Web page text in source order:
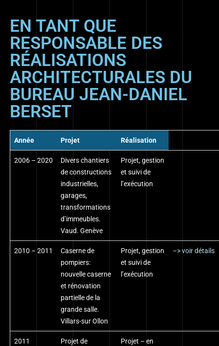
EN TANT QUE
RESPONSABLE DES
RÉALISATIONS
ARCHITECTURALES DU
BUREAU JEAN-DANIEL
BERSET
Année Projet Réalisation
2006 – 2020
Divers chantiers
de constructions
industrielles,
garages,
transformations
d’immeubles.
Vaud. Genève
Projet, gestion
et suivi de
l’exécution
2010 – 2011
Caserne de
pompiers:
nouvelle caserne
et rénovation
partielle de la
grande salle.
Villars-sur Ollon
Projet, gestion
et suivi de
l’exécution
–> voir détails
2011
Projet de
Projet – en